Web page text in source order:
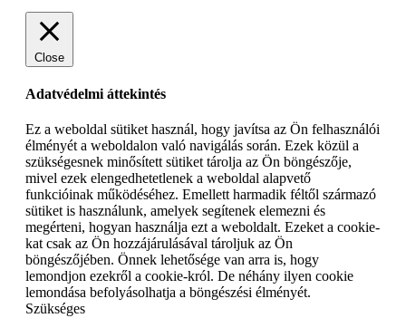
Close
Adatvédelmi áttekintés
Ez a weboldal sütiket használ, hogy javítsa az Ön felhasználói
élményét a weboldalon való navigálás során. Ezek közül a
szükségesnek minősített sütiket tárolja az Ön böngészője,
mivel ezek elengedhetetlenek a weboldal alapvető
funkcióinak működéséhez. Emellett harmadik féltől származó
sütiket is használunk, amelyek segítenek elemezni és
megérteni, hogyan használja ezt a weboldalt. Ezeket a cookie-
kat csak az Ön hozzájárulásával tároljuk az Ön
böngészőjében. Önnek lehetősége van arra is, hogy
lemondjon ezekről a cookie-król. De néhány ilyen cookie
lemondása befolyásolhatja a böngészési élményét.
Szükséges